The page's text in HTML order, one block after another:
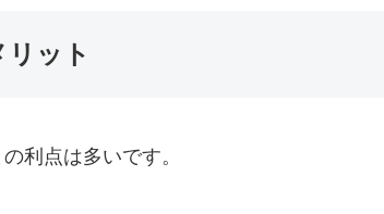
ット
利点は多いです。